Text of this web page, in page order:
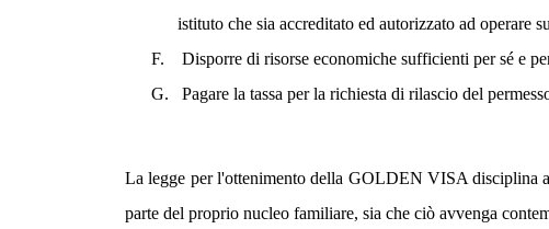
istituto che sia accreditato ed autorizzato ad operare
F.
Disporre di risorse economiche sufficienti per sé e
G.
Pagare la tassa per la richiesta di rilascio del
La legge per l'ottenimento della GOLDEN VISA disciplina
parte del proprio nucleo familiare, sia che ciò avvenga